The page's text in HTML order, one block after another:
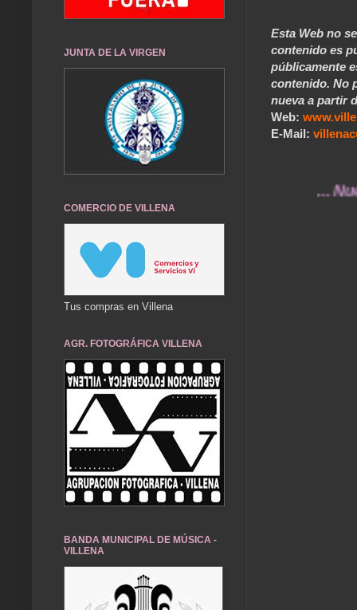
Esta Web no
contenido es
públicamente
contenido. No
nueva a partir
Web:
E-Mail:
...
JUNTA DE LA VIRGEN
COMERCIO DE VILLENA
Tus compras en Villena
AGR. FOTOGRÁFICA VILLENA
BANDA MUNICIPAL DE MÚSICA -
VILLENA